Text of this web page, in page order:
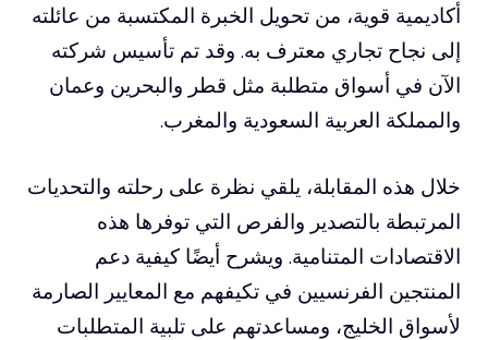
أكاديمية قوية، من تحويل الخبرة المكتسبة من عائلته
إلى نجاح تجاري معترف به. وقد تم تأسيس شركته
الآن في أسواق متطلبة مثل قطر والبحرين وعمان
والمملكة العربية السعودية والمغرب.
خلال هذه المقابلة، يلقي نظرة على رحلته والتحديات
المرتبطة بالتصدير والفرص التي توفرها هذه
الاقتصادات المتنامية. ويشرح أيضًا كيفية دعم
المنتجين الفرنسيين في تكيفهم مع المعايير الصارمة
لأسواق الخليج، ومساعدتهم على تلبية المتطلبات